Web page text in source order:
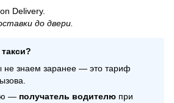
шариков
роддома
Delivery.
до двери.
не знаем заранее — это тариф
— получатель водителю при